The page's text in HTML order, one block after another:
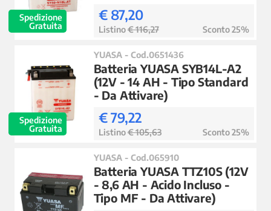
Spedizione
Gratuita
€ 87,20
Listino€ 116,27 Sconto 25%
Spedizione
Gratuita
YUASA - Cod.0651436
Batteria YUASA SYB14L-A2
(12V - 14 AH - Tipo Standard
- Da Attivare)
€ 79,22
Listino€ 105,63 Sconto 25%
YUASA - Cod.065910
Batteria YUASA TTZ10S (12V
- 8,6 AH - Acido Incluso -
Tipo MF - Da Attivare)